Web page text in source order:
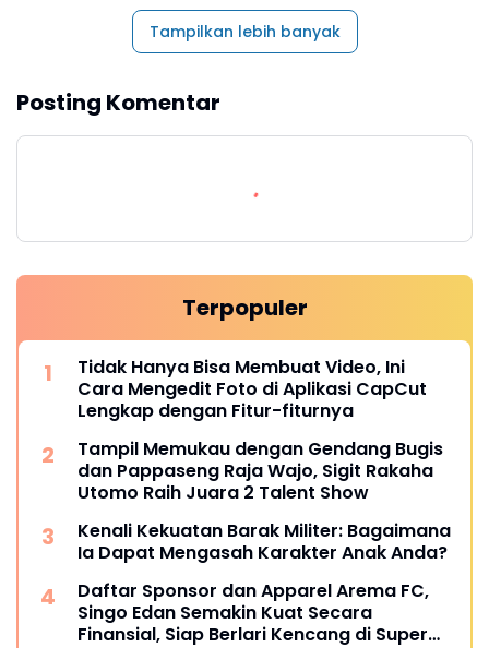
Tampilkan lebih banyak
Posting Komentar
Terpopuler
Tidak Hanya Bisa Membuat Video, Ini
Cara Mengedit Foto di Aplikasi CapCut
Lengkap dengan Fitur-fiturnya
Tampil Memukau dengan Gendang Bugis
dan Pappaseng Raja Wajo, Sigit Rakaha
Utomo Raih Juara 2 Talent Show
Kenali Kekuatan Barak Militer: Bagaimana
Ia Dapat Mengasah Karakter Anak Anda?
Daftar Sponsor dan Apparel Arema FC,
Singo Edan Semakin Kuat Secara
Finansial, Siap Berlari Kencang di Super